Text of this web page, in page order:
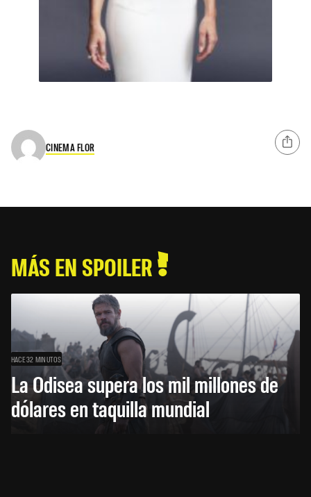
CINEMA FLOR
MÁS EN SPOILER
HACE 32 MINUTOS
La Odisea supera los mil millones de
dólares en taquilla mundial